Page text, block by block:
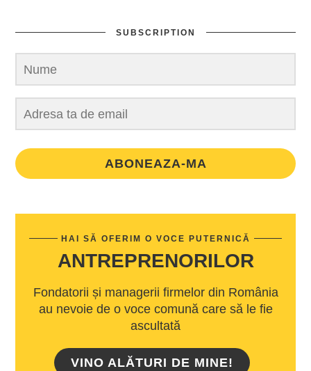
SUBSCRIPTION
ABONEAZA-MA
HAI SĂ OFERIM O VOCE PUTERNICĂ
ANTREPRENORILOR
Fondatorii și managerii firmelor din România
au nevoie de o voce comună care să le fie
ascultată
VINO ALĂTURI DE MINE!